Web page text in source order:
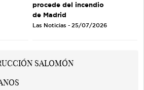
procede del incendio
de Madrid
Las Noticias - 25/07/2026